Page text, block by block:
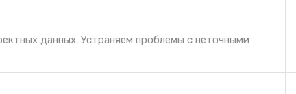
данных. Устраняем проблемы с неточными